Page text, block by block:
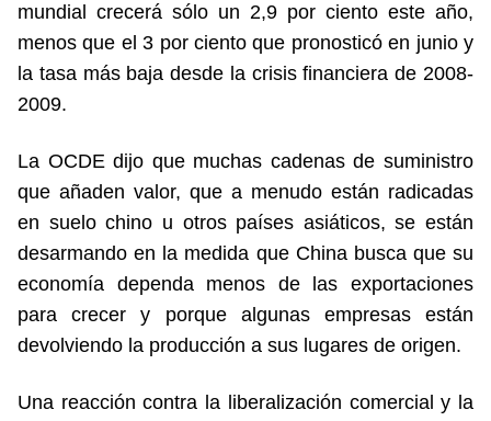
mundial crecerá sólo un 2,9 por ciento este año,
menos que el 3 por ciento que pronosticó en junio y
la tasa más baja desde la crisis financiera de 2008-
2009.
La OCDE dijo que muchas cadenas de suministro
que añaden valor, que a menudo están radicadas
en suelo chino u otros países asiáticos, se están
desarmando en la medida que China busca que su
economía dependa menos de las exportaciones
para crecer y porque algunas empresas están
devolviendo la producción a sus lugares de origen.
Una reacción contra la liberalización comercial y la